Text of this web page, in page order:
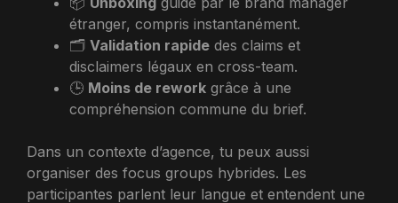
étranger, compris instantanément.
🗂️ Validation rapide des claims et
disclaimers légaux en cross-team.
🕒 Moins de rework grâce à une
compréhension commune du brief.
Dans un contexte d’agence, tu peux aussi
organiser des focus groups hybrides. Les
participantes parlent leur langue et entendent une